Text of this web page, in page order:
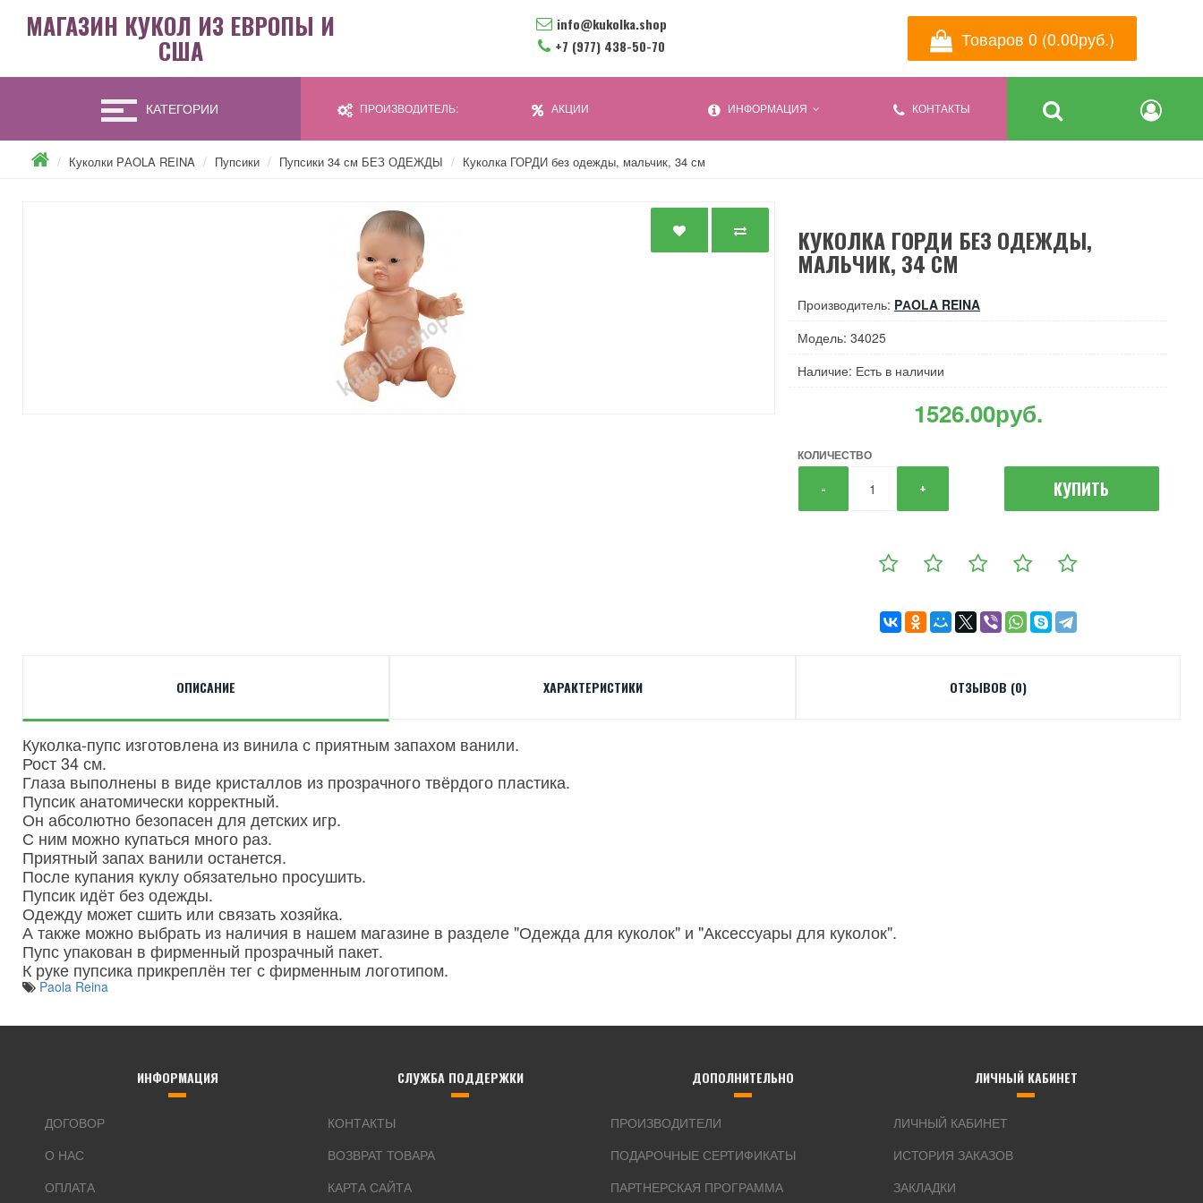
МАГАЗИН КУКОЛ ИЗ ЕВРОПЫ И
США
info@kukolka.shop
+7 (977) 438-50-70
Товаров 0 (0.00руб.)
КАТЕГОРИИ ПРОИЗВОДИТЕЛЬ: АКЦИИ ИНФОРМАЦИЯ КОНТАКТЫ
Куколки PАOLA REINA Пупсики Пупсики 34 см БЕЗ ОДЕЖДЫ Куколка ГОРДИ без одежды, мальчик, 34 см
КУКОЛКА ГОРДИ БЕЗ ОДЕЖДЫ,
МАЛЬЧИК, 34 СМ
Производитель: PАOLA REINA
Модель: 34025
Наличие: Есть в наличии
1526.00руб.
КОЛИЧЕСТВО
- + КУПИТЬ
ОПИСАНИЕ ХАРАКТЕРИСТИКИ ОТЗЫВОВ (0)
Куколка-пупс изготовлена из винила с приятным запахом ванили.
Рост 34 см.
Глаза выполнены в виде кристаллов из прозрачного твёрдого пластика.
Пупсик анатомически корректный.
Он абсолютно безопасен для детских игр.
С ним можно купаться много раз.
Приятный запах ванили останется.
После купания куклу обязательно просушить.
Пупсик идёт без одежды.
Одежду может сшить или связать хозяйка.
А также можно выбрать из наличия в нашем магазине в разделе "Одежда для куколок" и "Аксессуары для куколок".
Пупс упакован в фирменный прозрачный пакет.
К руке пупсика прикреплён тег с фирменным логотипом.
Paola Reina
ИНФОРМАЦИЯ
ДОГОВОР
О НАС
ОПЛАТА
СЛУЖБА ПОДДЕРЖКИ
КОНТАКТЫ
ВОЗВРАТ ТОВАРА
КАРТА САЙТА
ДОПОЛНИТЕЛЬНО
ПРОИЗВОДИТЕЛИ
ПОДАРОЧНЫЕ СЕРТИФИКАТЫ
ПАРТНЕРСКАЯ ПРОГРАММА
ЛИЧНЫЙ КАБИНЕТ
ЛИЧНЫЙ КАБИНЕТ
ИСТОРИЯ ЗАКАЗОВ
ЗАКЛАДКИ